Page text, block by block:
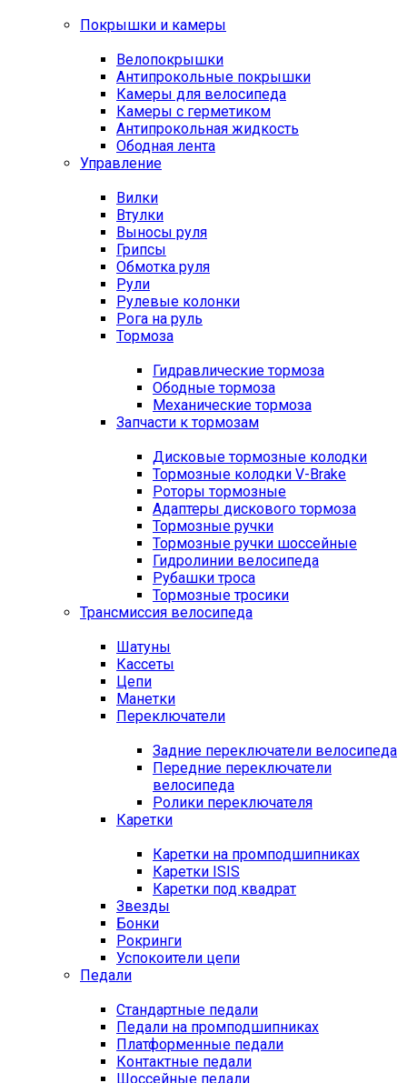
Покрышки и камеры
Велопокрышки
Антипрокольные покрышки
Камеры для велосипеда
Камеры с герметиком
Антипрокольная жидкость
Ободная лента
Управление
Вилки
Втулки
Выносы руля
Грипсы
Обмотка руля
Рули
Рулевые колонки
Рога на руль
Тормоза
Гидравлические тормоза
Ободные тормоза
Механические тормоза
Запчасти к тормозам
Дисковые тормозные колодки
Тормозные колодки V-Brake
Роторы тормозные
Адаптеры дискового тормоза
Тормозные ручки
Тормозные ручки шоссейные
Гидролинии велосипеда
Рубашки троса
Тормозные тросики
Трансмиссия велосипеда
Шатуны
Кассеты
Цепи
Манетки
Переключатели
Задние переключатели велосипеда
Передние переключатели
велосипеда
Ролики переключателя
Каретки
Каретки на промподшипниках
Каретки ISIS
Каретки под квадрат
Звезды
Бонки
Рокринги
Успокоители цепи
Педали
Стандартные педали
Педали на промподшипниках
Платформенные педали
Контактные педали
Шоссейные педали